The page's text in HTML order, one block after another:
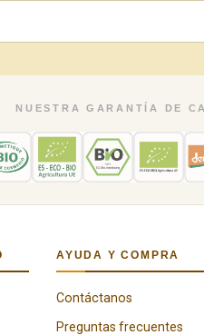
NUESTRA GARANTÍA DE
AYUDA Y COMPRA
Contáctanos
Preguntas frecuentes